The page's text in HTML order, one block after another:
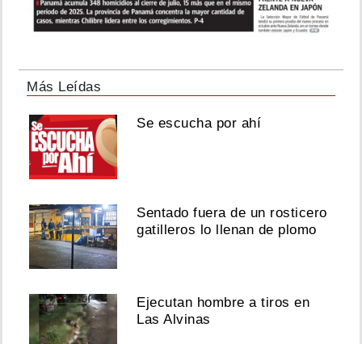
Más Leídas
Se escucha por ahí
Sentado fuera de un rosticero
gatilleros lo llenan de plomo
Ejecutan hombre a tiros en
Las Alvinas